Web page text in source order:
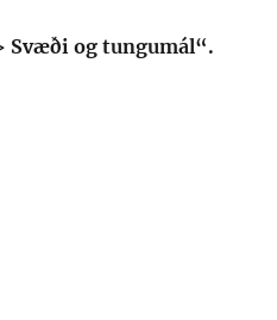
Svæði og tungumál“.